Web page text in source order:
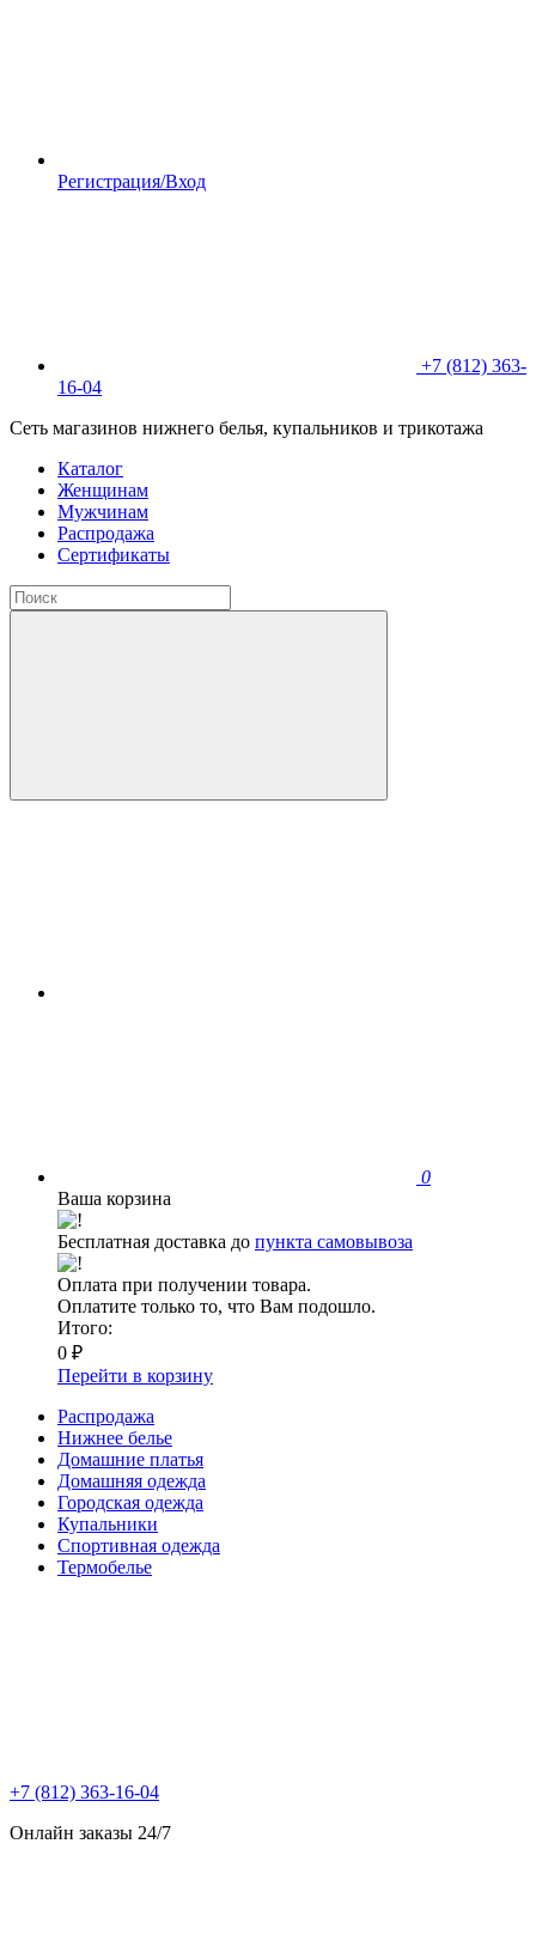
Регистрация/Вход
+7 (812) 363-
16-04
Сеть магазинов нижнего белья, купальников и трикотажа
Каталог
Женщинам
Мужчинам
Распродажа
Сертификаты
0
Ваша корзина
Бесплатная доставка до пункта самовывоза
Оплата при получении товара.
Оплатите только то, что Вам подошло.
Итого:
0 ₽
Перейти в корзину
Распродажа
Нижнее белье
Домашние платья
Домашняя одежда
Городская одежда
Купальники
Спортивная одежда
Термобелье
+7 (812) 363-16-04
Онлайн заказы 24/7